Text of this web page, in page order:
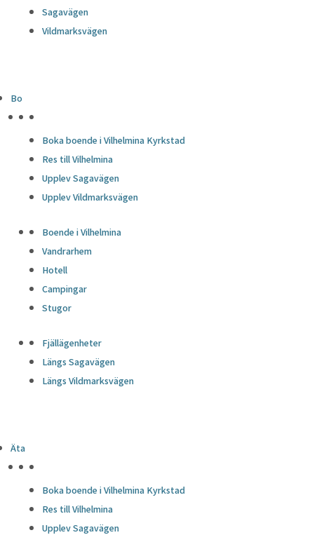
Sagavägen
Vildmarksvägen
Bo
Boka boende i Vilhelmina Kyrkstad
Res till Vilhelmina
Upplev Sagavägen
Upplev Vildmarksvägen
Boende i Vilhelmina
Vandrarhem
Hotell
Campingar
Stugor
Fjällägenheter
Längs Sagavägen
Längs Vildmarksvägen
Äta
Boka boende i Vilhelmina Kyrkstad
Res till Vilhelmina
Upplev Sagavägen